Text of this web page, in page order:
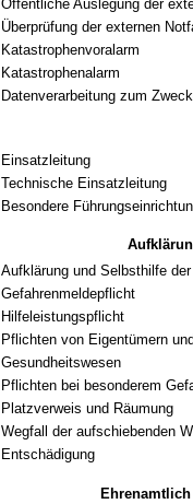
Öffentliche Auslegung der
Überprüfung der externen
Katastrophenvoralarm
Katastrophenalarm
Datenverarbeitung zum
Einsatzleitung
Technische Einsatzleitung
Besondere
Aufklärung und Selbsthilfe
Gefahrenmeldepflicht
Hilfeleistungspflicht
Pflichten von Eigentümern
Gesundheitswesen
Pflichten bei besonderem
Platzverweis und Räumung
Wegfall der aufschiebenden
Entschädigung